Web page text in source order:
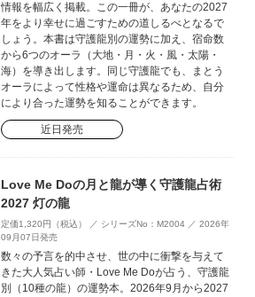
情報を幅広く掲載。この一冊が、あなたの2027
年をより幸せに過ごすための道しるべとなるで
しょう。本書は守護龍別の運勢に加え、宿命数
から6つのオーラ（大地・月・火・風・太陽・
海）を導き出します。同じ守護龍でも、まとう
オーラによって性格や運命は異なるため、自分
により合った運勢を知ることができます。
近日発売
Love Me Doの月と龍が導く守護龍占術
2027 灯の龍
定価1,320円（税込） ／ シリーズNo：M2004 ／ 2026年
09月07日発売
数々の予言を的中させ、世の中に衝撃を与えて
きた大人気占い師・Love Me Doが占う、守護龍
別（10種の龍）の運勢本。2026年9月から2027